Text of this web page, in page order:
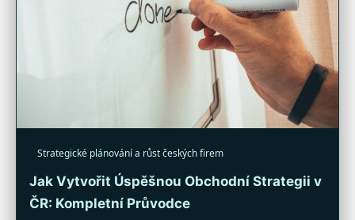
Strategické plánování a růst českých firem
Jak Vytvořit Úspěšnou Obchodní Strategii v
ČR: Kompletní Průvodce